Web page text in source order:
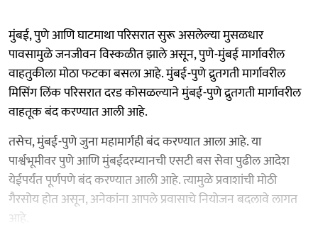
मुंबई, पुणे आणि घाटमाथा परिसरात सुरू असलेल्या मुसळधार
पावसामुळे जनजीवन विस्कळीत झाले असून, पुणे-मुंबई मार्गावरील
वाहतुकीला मोठा फटका बसला आहे. मुंबई-पुणे द्रुतगती मार्गावरील
मिसिंग लिंक परिसरात दरड कोसळल्याने मुंबई-पुणे द्रुतगती मार्गावरील
वाहतूक बंद करण्यात आली आहे.
तसेच, मुंबई-पुणे जुना महामार्गही बंद करण्यात आला आहे. या
पार्श्वभूमीवर पुणे आणि मुंबईदरम्यानची एसटी बस सेवा पुढील आदेश
येईपर्यंत पूर्णपणे बंद करण्यात आली आहे. त्यामुळे प्रवाशांची मोठी
गैरसोय होत असून, अनेकांना आपले प्रवासाचे नियोजन बदलावे लागत
आहे.